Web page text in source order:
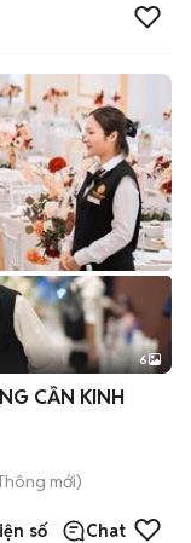
+2
6
CẦN KINH
mới)
số Chat